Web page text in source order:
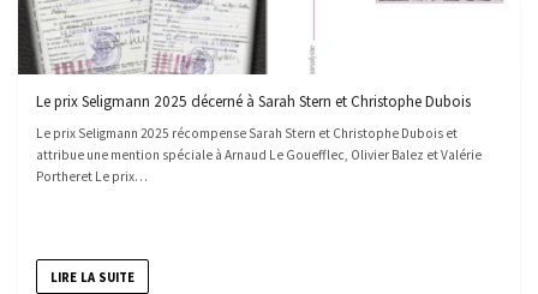
Le prix Seligmann 2025 décerné à Sarah Stern et Christophe Dubois
Le prix Seligmann 2025 récompense Sarah Stern et Christophe Dubois et
attribue une mention spéciale à Arnaud Le Gouefflec, Olivier Balez et Valérie
Portheret Le prix…
LIRE LA SUITE